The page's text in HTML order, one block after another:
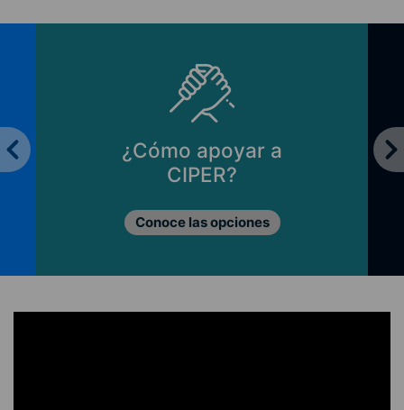
¿Cómo apoyar a
CIPER?
Conoce las opciones